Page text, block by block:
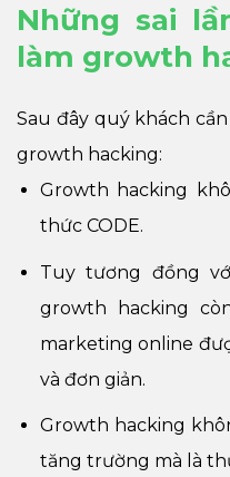
Những sai
làm growth
Sau đây quý khách
growth hacking:
Growth hacking
thức CODE.
Tuy tương đồng
growth hacking
marketing online
và đơn giản.
Growth hacking
tăng trường mà là